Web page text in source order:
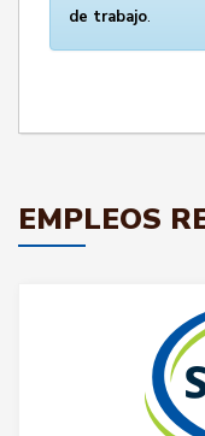
de trabajo.
EMPLEOS